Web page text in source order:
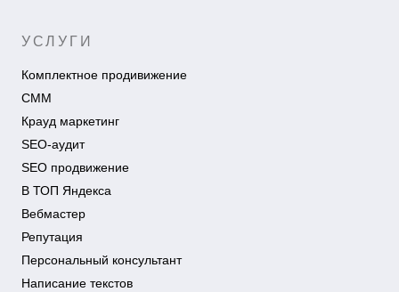
УСЛУГИ
Комплектное продивижение
СММ
Крауд маркетинг
SEO-аудит
SEO продвижение
В ТОП Яндекса
Вебмастер
Репутация
Персональный консультант
Написание текстов